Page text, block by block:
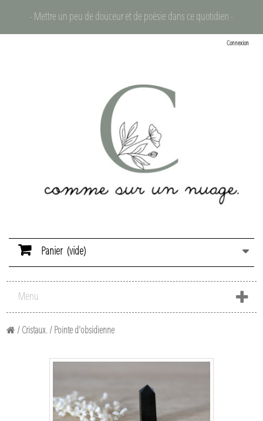
- Mettre un peu de douceur et de poésie dans ce quotidien -
Connexion
Panier (vide)
Menu
/ Cristaux. / Pointe d'obsidienne